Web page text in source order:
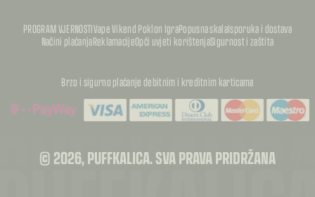
PROGRAM VJERNOSTIVape Vikend Poklon IgraPopusna skalaIsporuka i dostava
Načini plaćanjaReklamacijeOpći uvjeti korištenjaSigurnost i zaštita
Brzo i sigurno plaćanje debitnim i kreditnim karticama
© 2026, PUFFKALICA. SVA PRAVA PRIDRŽANA